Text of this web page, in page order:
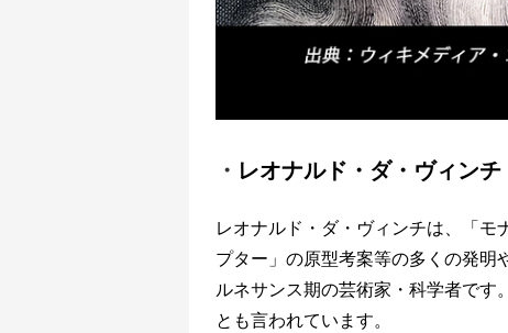
・ レオナルド・ダ・ヴィン
レオナルド・ダ・ヴィンチは、「モ
プター」の原型考案等の多くの発明
ルネサンス期の芸術家・科学者です
とも言われています。